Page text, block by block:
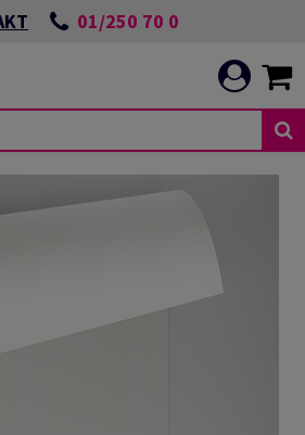
01/250 70 0